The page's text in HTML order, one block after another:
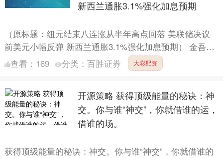
新西兰通胀3.1%强化加息预期
（原标题：纽元结束八连涨从半年高点回落 美联储决议
前美元小幅反弹 新西兰通胀3.1%强化加息预期） 金吾财
讯|纽元兑美元汇率结束连续八日上涨，从六个月高点
查看： 169 分类： 百胜证券 大彩配资
开源策略 获得顶级能量的秘诀：神
交。你与谁“神交”，你就借谁的运，
借谁的场。
获得顶级能量的秘诀：神交。你与谁“神交”，你就借谁的